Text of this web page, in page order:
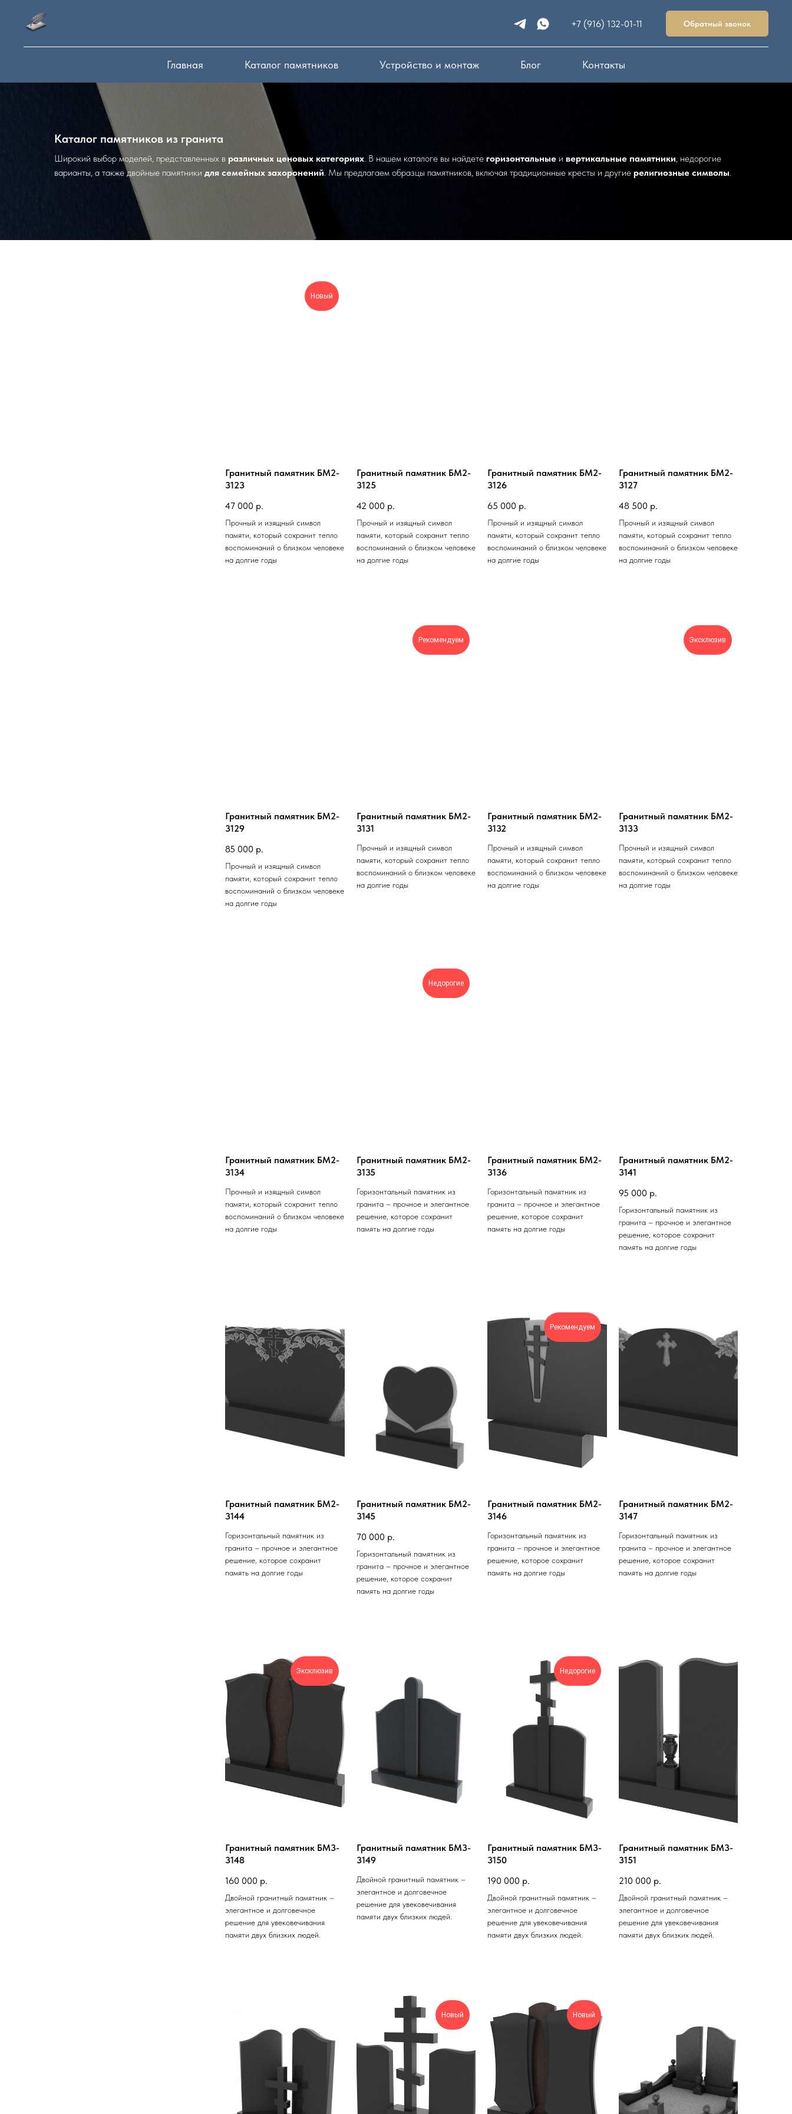
+7 (916) 132-01-11 Обратный звонок
Главная Каталог памятников Устройство и монтаж Блог Контакты
Каталог памятников из гранита
Широкий выбор моделей, представленных в различных ценовых категориях. В нашем каталоге вы найдете горизонтальные и вертикальные памятники, недорогие
варианты, а также двойные памятники для семейных захоронений. Мы предлагаем образцы памятников, включая традиционные кресты и другие религиозные символы.
Новый
Гранитный памятник БМ2-
3123
47 000 р.
Прочный и изящный символ
памяти, который сохранит тепло
воспоминаний о близком человеке
на долгие годы
Гранитный памятник БМ2-
3125
42 000 р.
Прочный и изящный символ
памяти, который сохранит тепло
воспоминаний о близком человеке
на долгие годы
Гранитный памятник БМ2-
3126
65 000 р.
Прочный и изящный символ
памяти, который сохранит тепло
воспоминаний о близком человеке
на долгие годы
Гранитный памятник БМ2-
3127
48 500 р.
Прочный и изящный символ
памяти, который сохранит тепло
воспоминаний о близком человеке
на долгие годы
Гранитный памятник БМ2-
3129
85 000 р.
Прочный и изящный символ
памяти, который сохранит тепло
воспоминаний о близком человеке
на долгие годы
Рекомендуем
Гранитный памятник БМ2-
3131
Прочный и изящный символ
памяти, который сохранит тепло
воспоминаний о близком человеке
на долгие годы
Гранитный памятник БМ2-
3132
Прочный и изящный символ
памяти, который сохранит тепло
воспоминаний о близком человеке
на долгие годы
Эксклюзив
Гранитный памятник БМ2-
3133
Прочный и изящный символ
памяти, который сохранит тепло
воспоминаний о близком человеке
на долгие годы
Гранитный памятник БМ2-
3134
Прочный и изящный символ
памяти, который сохранит тепло
воспоминаний о близком человеке
на долгие годы
Недорогие
Гранитный памятник БМ2-
3135
Горизонтальный памятник из
гранита – прочное и элегантное
решение, которое сохранит
память на долгие годы
Гранитный памятник БМ2-
3136
Горизонтальный памятник из
гранита – прочное и элегантное
решение, которое сохранит
память на долгие годы
Гранитный памятник БМ2-
3141
95 000 р.
Горизонтальный памятник из
гранита – прочное и элегантное
решение, которое сохранит
память на долгие годы
Гранитный памятник БМ2-
3144
Горизонтальный памятник из
гранита – прочное и элегантное
решение, которое сохранит
память на долгие годы
Гранитный памятник БМ2-
3145
70 000 р.
Горизонтальный памятник из
гранита – прочное и элегантное
решение, которое сохранит
память на долгие годы
Рекомендуем
Гранитный памятник БМ2-
3146
Горизонтальный памятник из
гранита – прочное и элегантное
решение, которое сохранит
память на долгие годы
Гранитный памятник БМ2-
3147
Горизонтальный памятник из
гранита – прочное и элегантное
решение, которое сохранит
память на долгие годы
Эксклюзив
Гранитный памятник БМ3-
3148
160 000 р.
Двойной гранитный памятник –
элегантное и долговечное
решение для увековечивания
памяти двух близких людей.
Гранитный памятник БМ3-
3149
Двойной гранитный памятник –
элегантное и долговечное
решение для увековечивания
памяти двух близких людей.
Недорогие
Гранитный памятник БМ3-
3150
190 000 р.
Двойной гранитный памятник –
элегантное и долговечное
решение для увековечивания
памяти двух близких людей.
Гранитный памятник БМ3-
3151
210 000 р.
Двойной гранитный памятник –
элегантное и долговечное
решение для увековечивания
памяти двух близких людей.
Новый Новый